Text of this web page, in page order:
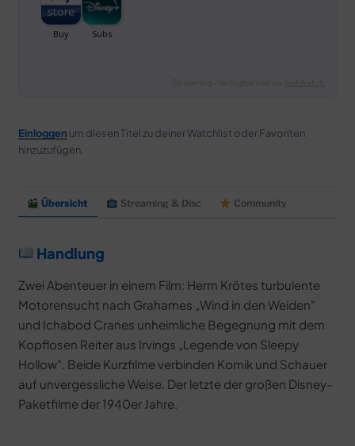
Einloggen um diesen Titel zu deiner Watchlist oder Favoriten
hinzuzufügen.
Übersicht Streaming & Disc Community
Handlung
Zwei Abenteuer in einem Film: Herrn Krötes turbulente
Motorensucht nach Grahames „Wind in den Weiden"
und Ichabod Cranes unheimliche Begegnung mit dem
Kopflosen Reiter aus Irvings „Legende von Sleepy
Hollow". Beide Kurzfilme verbinden Komik und Schauer
auf unvergessliche Weise. Der letzte der großen Disney-
Paketfilme der 1940er Jahre.